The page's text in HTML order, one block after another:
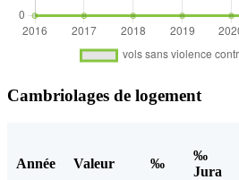
Cambriolages de logement
Année Valeur ‰
‰
Jura